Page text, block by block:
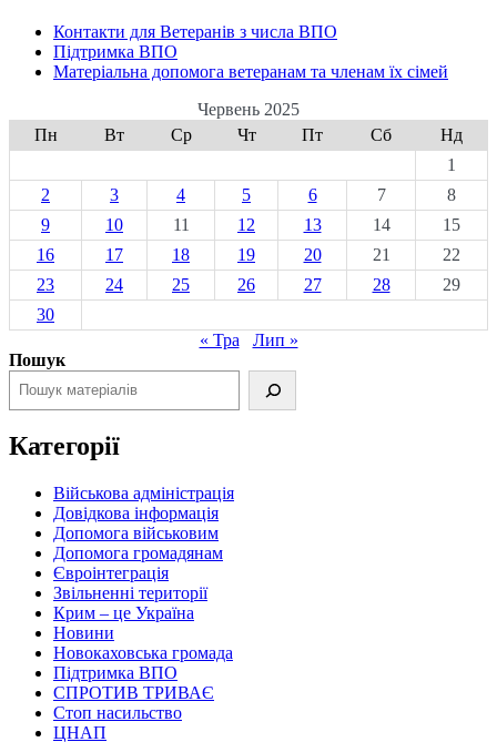
Контакти для Ветеранів з числа ВПО
Підтримка ВПО
Матеріальна допомога ветеранам та членам їх сімей
Червень 2025
Пн
Вт Ср Чт Пт Сб
Нд
1
2
3 4 5 6 7
8
9
10 11 12 13 14
15
16
17 18 19 20 21
22
23
24 25 26 27 28
29
30
« Тра
Лип »
Пошук
Категорії
Військова адміністрація
Довідкова інформація
Допомога військовим
Допомога громадянам
Євроінтеграція
Звільненні території
Крим – це Україна
Новини
Новокаховська громада
Підтримка ВПО
СПРОТИВ ТРИВАЄ
Стоп насильство
ЦНАП